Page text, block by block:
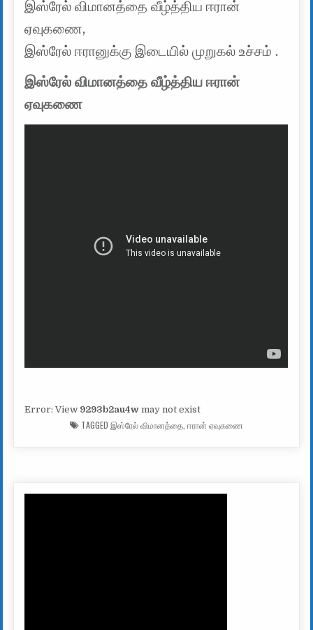
இஸ்ரேல் விமானத்தை வீழ்த்திய ஈரான்
ஏவுகணை,
இஸ்ரேல் ஈரானுக்கு இடையில் முறுகல் உச்சம் .
இஸ்ரேல் விமானத்தை வீழ்த்திய ஈரான்
ஏவுகணை
Error: View 9293b2au4w may not exist
TAGGED இஸ்ரேல் விமானத்தை ஈரான் ஏவுகணை